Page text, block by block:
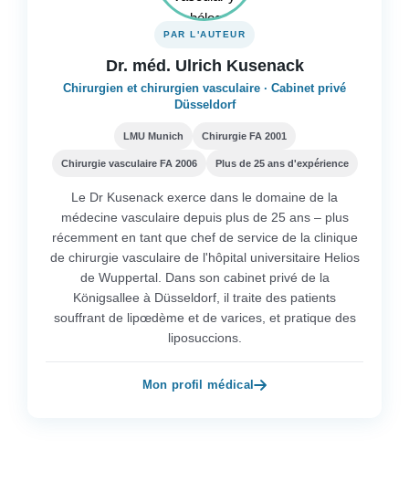
PAR L'AUTEUR
Dr. méd. Ulrich Kusenack
Chirurgien et chirurgien vasculaire · Cabinet privé
Düsseldorf
LMU Munich Chirurgie FA 2001
Chirurgie vasculaire FA 2006 Plus de 25 ans d'expérience
Le Dr Kusenack exerce dans le domaine de la
médecine vasculaire depuis plus de 25 ans – plus
récemment en tant que chef de service de la clinique
de chirurgie vasculaire de l'hôpital universitaire Helios
de Wuppertal. Dans son cabinet privé de la
Königsallee à Düsseldorf, il traite des patients
souffrant de lipœdème et de varices, et pratique des
liposuccions.
Mon profil médical